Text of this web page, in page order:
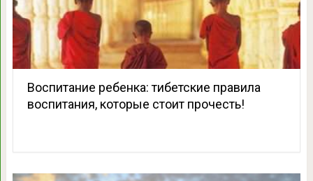
Воспитание ребенка: тибетские правила
воспитания, которые стоит прочесть!